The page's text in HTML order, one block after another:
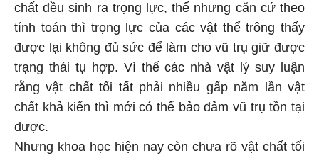
chất đều sinh ra trọng lực, thế nhưng căn cứ theo
tính toán thì trọng lực của các vật thể trông thấy
được lại không đủ sức để làm cho vũ trụ giữ được
trạng thái tụ hợp. Vì thế các nhà vật lý suy luận
rằng vật chất tối tất phải nhiều gấp năm lần vật
chất khả kiến thì mới có thể bảo đảm vũ trụ tồn tại
được.
Nhưng khoa học hiện nay còn chưa rõ vật chất tối